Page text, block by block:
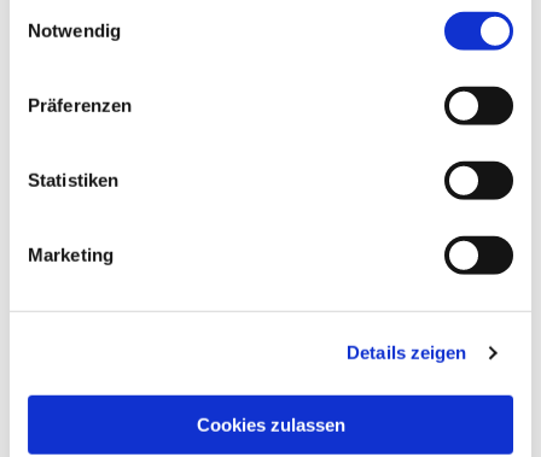
Notwendig
Präferenzen
Statistiken
Marketing
Details zeigen
Cookies zulassen